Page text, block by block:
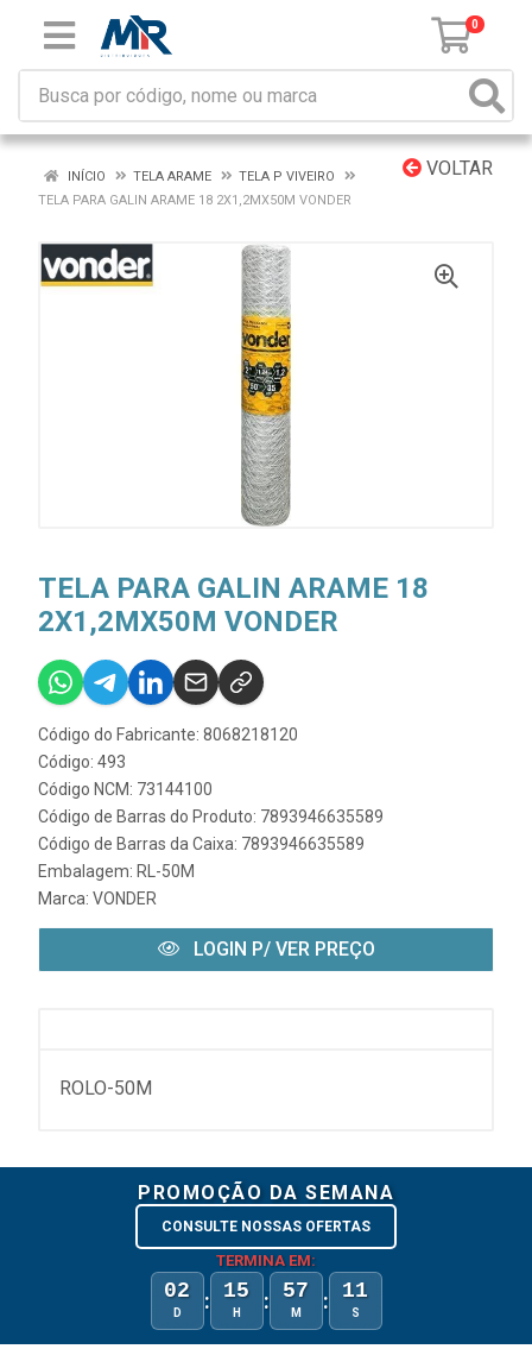
0
VOLTAR
INÍCIO TELA ARAME
TELA P VIVEIRO
TELA PARA GALIN ARAME 18 2X1,2MX50M VONDER
TELA PARA GALIN ARAME 18
2X1,2MX50M VONDER
Código do Fabricante: 8068218120
Código: 493
Código NCM: 73144100
Código de Barras do Produto: 7893946635589
Código de Barras da Caixa: 7893946635589
Embalagem: RL-50M
Marca: VONDER
LOGIN P/ VER PREÇO
ROLO-50M
PROMOÇÃO DA SEMANA
CONSULTE NOSSAS OFERTAS
TERMINA EM:
02
D : 15
H : 57
M : 11
S